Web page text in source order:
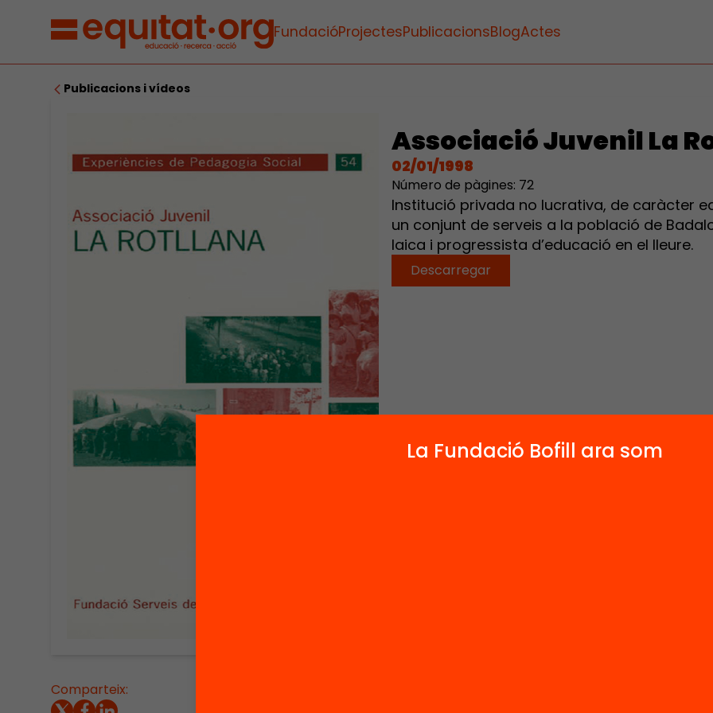
FundacióProjectesPublicacionsBlogActes
Publicacions i vídeos
Associació Juvenil La
02/01/1998
Número de pàgines: 72
Institució privada no lucrativa, de caràcter
un conjunt de serveis a la població de
laica i progressista d’educació en el lleure.
Descarregar
Comparteix:
La Fundació Bofill ara som